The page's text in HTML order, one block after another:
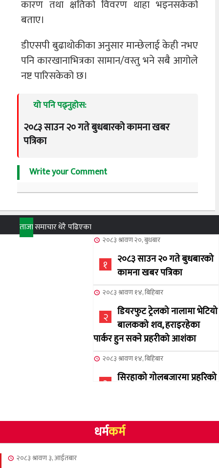
कारण तथा क्षतिको विवरण थाहा भइनसकेको
बताए।
डीएसपी बुढाथोकीका अनुसार मान्छेलाई केही नभए
पनि कारखानाभित्रका सामान/वस्तु भने सबै आगोले
नष्ट पारिसकेको छ।
यो पनि पढ्नुहोस:
२०८३ साउन २० गते बुधबारको कामना खबर
पत्रिका
Write your Comment
ताजासमाचारधेरै पढिएका
२०८३ श्रावण २०, बुधबार
१
२०८३ साउन २० गते बुधबारको
कामना खबर पत्रिका
२०८३ श्रावण १४, बिहिबार
२
डियरफुट ट्रेलको नालामा भेटियो
बालकको शव, हराइरहेका
पार्कर हुन सक्ने प्रहरीको आशंका
२०८३ श्रावण १४, बिहिबार
३
सिरहाको गोलबजारमा प्रहरिको
४
NCSC को अध्यक्षमा घनेन्द्र
न्यौपाने बिजयी
धर्मकर्म
२०८३ श्रावण ३, आईतबार